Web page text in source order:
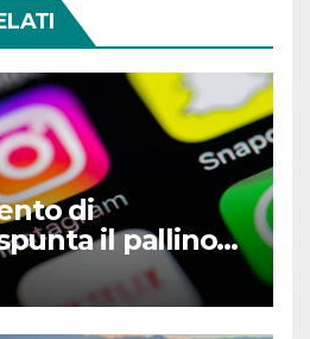
di
il pallino